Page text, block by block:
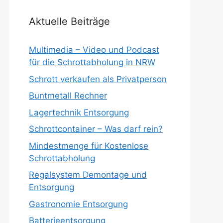
Aktuelle Beiträge
Multimedia – Video und Podcast
für die Schrottabholung in NRW
Schrott verkaufen als Privatperson
Buntmetall Rechner
Lagertechnik Entsorgung
Schrottcontainer – Was darf rein?
Mindestmenge für Kostenlose
Schrottabholung
Regalsystem Demontage und
Entsorgung
Gastronomie Entsorgung
Batterieentsorgung